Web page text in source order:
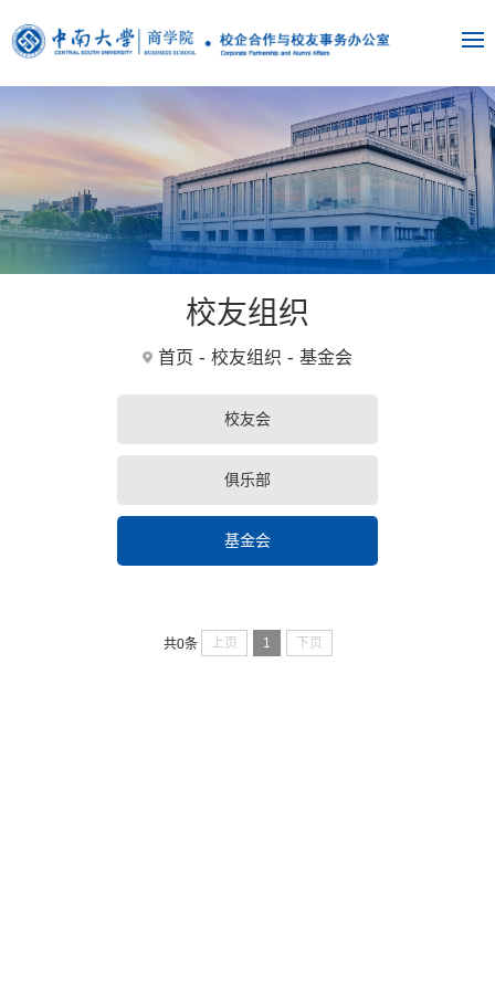
校友组织
首页 - 校友组织 - 基金会
校友会
俱乐部
基金会
共0条 上页 1 下页